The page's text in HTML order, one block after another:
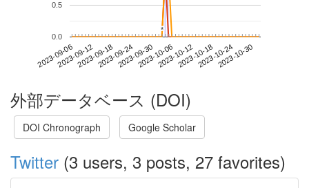
2023-09-062023-09-122023-09-182023-09-242023-09-302023-10-062023-10-122023-10-182023-10-242023-10-30
0.0
0.5
**
外部データベース (DOI)
DOI Chronograph Google Scholar
Twitter (3 users, 3 posts, 27 favorites)